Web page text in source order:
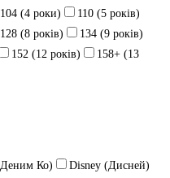
104 (4 роки)
110 (5 років)
128 (8 років)
134 (9 років)
152 (12 років)
158+ (13
Ко)
Disney (Дисней)